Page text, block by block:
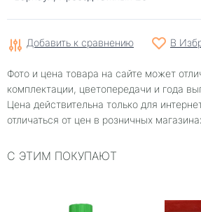
Добавить к сравнению В
Фото и цена товара на сайте может
комплектации, цветопередачи и года
Цена действительна только для
отличаться от цен в розничных
С ЭТИМ ПОКУПАЮТ